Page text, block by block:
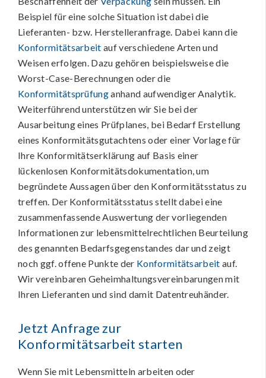
Beispiel für eine solche Situation ist dabei die
Lieferanten- bzw. Herstelleranfrage. Dabei kann die
Konformitätsarbeit auf verschiedene Arten und
Weisen erfolgen. Dazu gehören beispielsweise die
Worst-Case-Berechnungen oder die
Konformitätsprüfunganhand aufwendiger Analytik.
Weiterführend unterstützen wir Sie bei der
Ausarbeitung eines Prüfplanes, bei Bedarf Erstellung
eines Konformitätsgutachtens oder einer Vorlage für
Ihre Konformitätserklärung auf Basis einer
lückenlosen Konformitätsdokumentation, um
begründete Aussagen über den Konformitätsstatus zu
treffen. Der Konformitätsstatus stellt dabei eine
zusammenfassende Auswertung der vorliegenden
Informationen zur lebensmittelrechtlichen Beurteilung
des genannten Bedarfsgegenstandes dar und zeigt
noch ggf. offene Punkte der Konformitätsarbeit auf.
Wir vereinbaren Geheimhaltungsvereinbarungen mit
Ihren Lieferanten und sind damit Datentreuhänder.
Jetzt Anfrage zur
Konformitätsarbeit starten
Wenn Sie mit Lebensmitteln arbeiten oder